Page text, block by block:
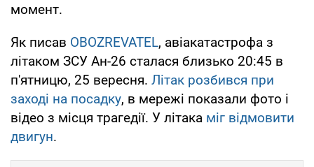
момент.
Як писав OBOZREVATEL, авіакатастрофа з
літаком ЗСУ Ан-26 сталася близько 20:45 в
п'ятницю, 25 вересня. Літак розбився при
заході на посадку, в мережі показали фото і
відео з місця трагедії. У літака міг відмовити
двигун.